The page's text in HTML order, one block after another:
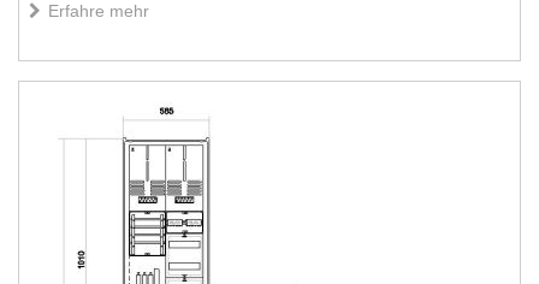
Erfahre mehr